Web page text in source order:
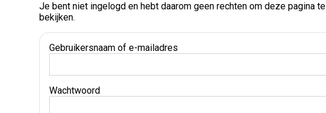
Je bent niet ingelogd en hebt daarom geen rechten om deze pagina te
bekijken.
Gebruikersnaam of e-mailadres
Wachtwoord